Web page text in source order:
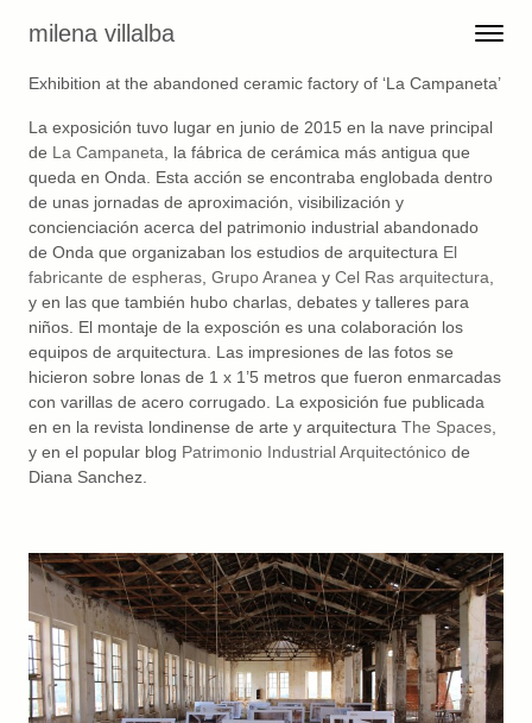
milena villalba Toggle
Menu
Exhibition at the abandoned ceramic factory of ‘La Campaneta’
La exposición tuvo lugar en junio de 2015 en la nave principal
de La Campaneta , la fábrica de cerámica más antigua que
queda en Onda. Esta acción se encontraba englobada dentro
de unas jornadas de aproximación, visibilización y
concienciación acerca del patrimonio industrial abandonado
de Onda que organizaban los estudios de arquitectura El
fabricante de espheras Grupo Aranea y Cel Ras arquitectura
y en las que también hubo charlas, debates y talleres para
niños. El montaje de la exposción es una colaboración los
equipos de arquitectura. Las impresiones de las fotos se
hicieron sobre lonas de 1 x 1’5 metros que fueron enmarcadas
con varillas de acero corrugado. La exposición fue publicada
en en la revista londinense de arte y arquitectura The Spaces
y en el popular blog Patrimonio Industrial Arquitectónico de
Diana Sanchez.